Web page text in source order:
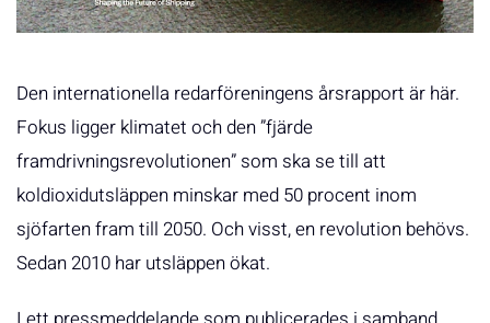
Den internationella redarföreningens årsrapport är här.
Fokus ligger klimatet och den ”fjärde
framdrivningsrevolutionen” som ska se till att
koldioxidutsläppen minskar med 50 procent inom
sjöfarten fram till 2050. Och visst, en revolution behövs.
Sedan 2010 har utsläppen ökat.